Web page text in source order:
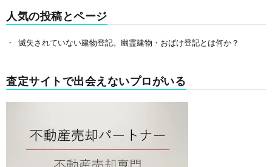
人気の投稿とページ
滅失されていない建物登記。幽霊建物・おばけ登記とは何か？
査定サイトで出会えないプロがいる